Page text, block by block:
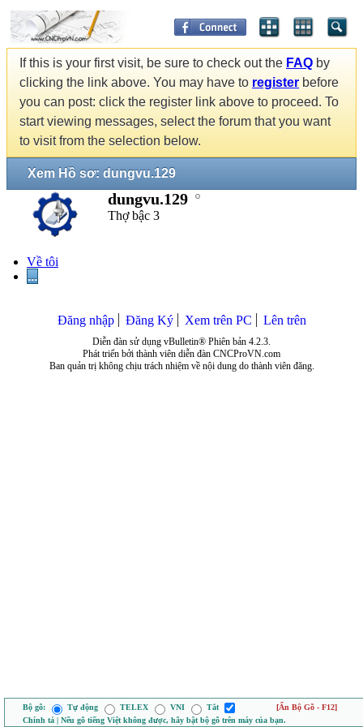
If this is your first visit, be sure to check out the FAQ by
clicking the link above. You may have to register before
you can post: click the register link above to proceed. To
start viewing messages, select the forum that you want
to visit from the selection below.
Xem Hồ sơ: dungvu.129
dungvu.129
Thợ bậc 3
Về tôi
...
Đăng nhập Đăng Ký Xem trên PC Lên trên
Diễn đàn sử dụng vBulletin® Phiên bản 4.2.3.
Phát triển bởi thành viên diễn đàn CNCProVN.com
Ban quản trị không chịu trách nhiệm về nội dung do thành viên đăng.
Bộ gõ: Tự động TELEX VNI Tắt
[Ẩn Bộ Gõ - F12]
Chính tả | Nếu gõ tiếng Việt không được, hãy bật bộ gõ trên máy của bạn.